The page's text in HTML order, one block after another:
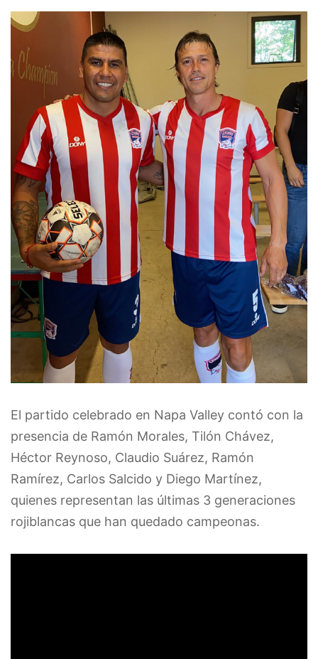
El partido celebrado en Napa Valley contó con la
presencia de Ramón Morales, Tilón Chávez,
Héctor Reynoso, Claudio Suárez, Ramón
Ramírez, Carlos Salcido y Diego Martínez,
quienes representan las últimas 3 generaciones
rojiblancas que han quedado campeonas.